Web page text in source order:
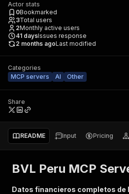
Actor stats
0Bookmarked
3Total users
2Monthly active users
41 daysIssues response
2 months agoLast modified
Categories
MCP servers
AI Other
Share
README Input Pricing
BVL Peru MCP
Datos financieros completos de